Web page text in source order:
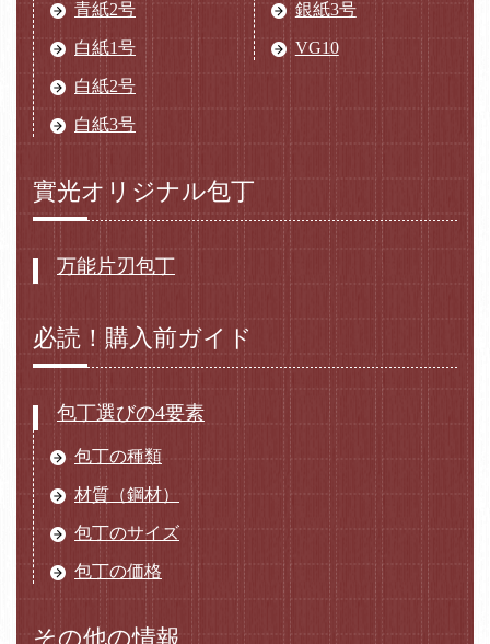
青紙2号
白紙1号
白紙2号
白紙3号
銀紙3号
VG10
實光オリジナル包丁
万能片刃包丁
必読！購入前ガイド
包丁選びの4要素
包丁の種類
材質（鋼材）
包丁のサイズ
包丁の価格
その他の情報